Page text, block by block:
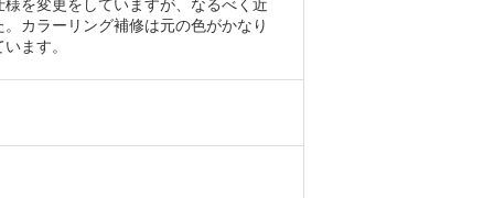
を変更をしていますが、なるべく近
カラーリング補修は元の色がかなり
ます。